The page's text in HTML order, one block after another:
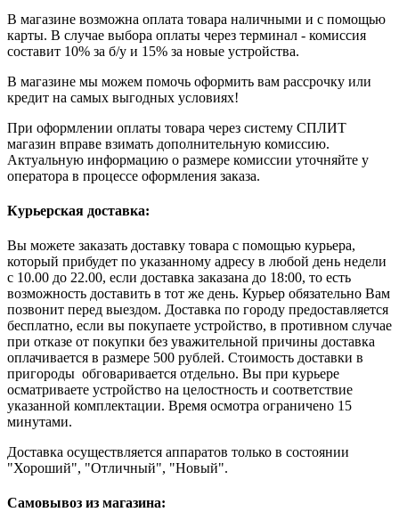
В магазине возможна оплата товара наличными и с помощью
карты. В случае выбора оплаты через терминал - комиссия
составит 10% за б/у и 15% за новые устройства.
В магазине мы можем помочь оформить вам рассрочку или
кредит на самых выгодных условиях!
При оформлении оплаты товара через систему СПЛИТ
магазин вправе взимать дополнительную комиссию.
Актуальную информацию о размере комиссии уточняйте у
оператора в процессе оформления заказа.
Курьерская доставка:
Вы можете заказать доставку товара с помощью курьера,
который прибудет по указанному адресу в любой день недели
с 10.00 до 22.00, если доставка заказана до 18:00, то есть
возможность доставить в тот же день. Курьер обязательно Вам
позвонит перед выездом. Доставка по городу предоставляется
бесплатно, если вы покупаете устройство, в противном случае
при отказе от покупки без уважительной причины доставка
оплачивается в размере 500 рублей. Стоимость доставки в
пригороды обговаривается отдельно. Вы при курьере
осматриваете устройство на целостность и соответствие
указанной комплектации. Время осмотра ограничено 15
минутами.
Доставка осуществляется аппаратов только в состоянии
"Хороший", "Отличный", "Новый".
Самовывоз из магазина: